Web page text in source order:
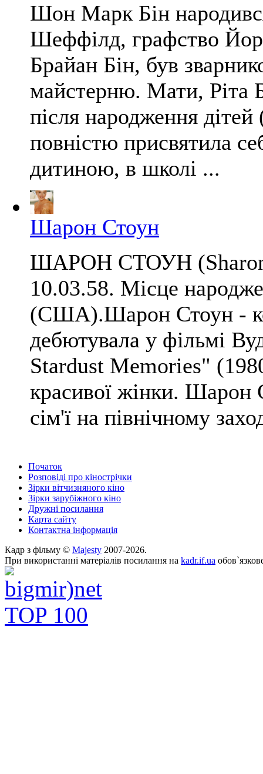
Шон Марк Бін
Шеффілд, графство
Брайан Бін, був
майстерню. Мати, Ріта
після народження
повністю присвятила
дитиною, в школі ...
Шарон Стоун
ШАРОН СТОУН (Sharon
10.03.58. Місце
(США).Шарон Стоун -
дебютувала у фільмі
Stardust Memories"
красивої жінки. Шарон
сім'ї на північному
Початок
Розповіді про кінострічки
Зірки вітчизняного кіно
Зірки зарубіжного кіно
Дружні посилання
Карта сайту
Контактна інформація
Кадр з фільму © Majesty 2007-2026.
При використанні матеріалів посилання на kadr.if.ua